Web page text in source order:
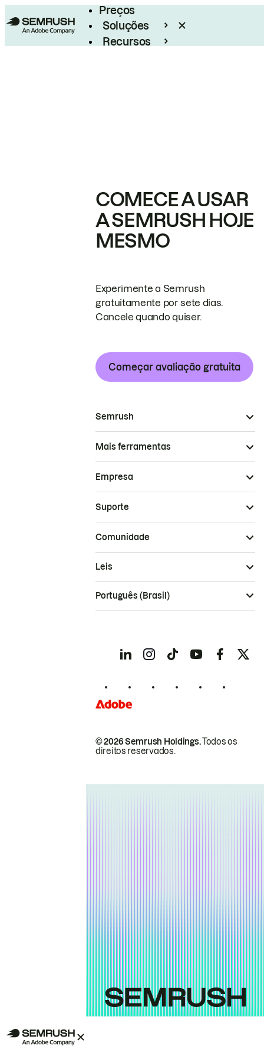
Preços
Soluções
Recursos
COMECE A USAR
A SEMRUSH HOJE
MESMO
Experimente a Semrush
gratuitamente por sete dias.
Cancele quando quiser.
Começar avaliação gratuita
Semrush
Mais ferramentas
Empresa
Suporte
Comunidade
© 2026 Semrush Holdings.Todos os
direitos reservados.
Leis
Português (Brasil)